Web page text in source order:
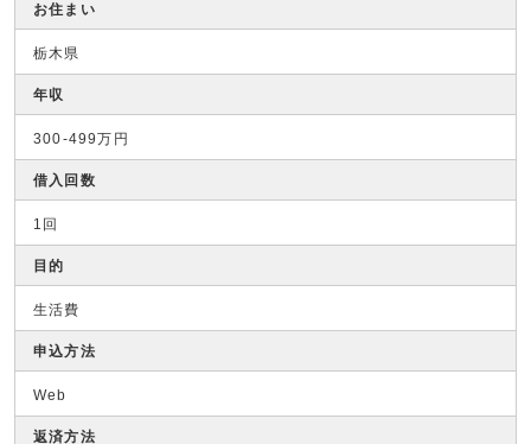
お住まい
栃木県
年収
300-499万円
借入回数
1回
目的
生活費
申込方法
Web
返済方法